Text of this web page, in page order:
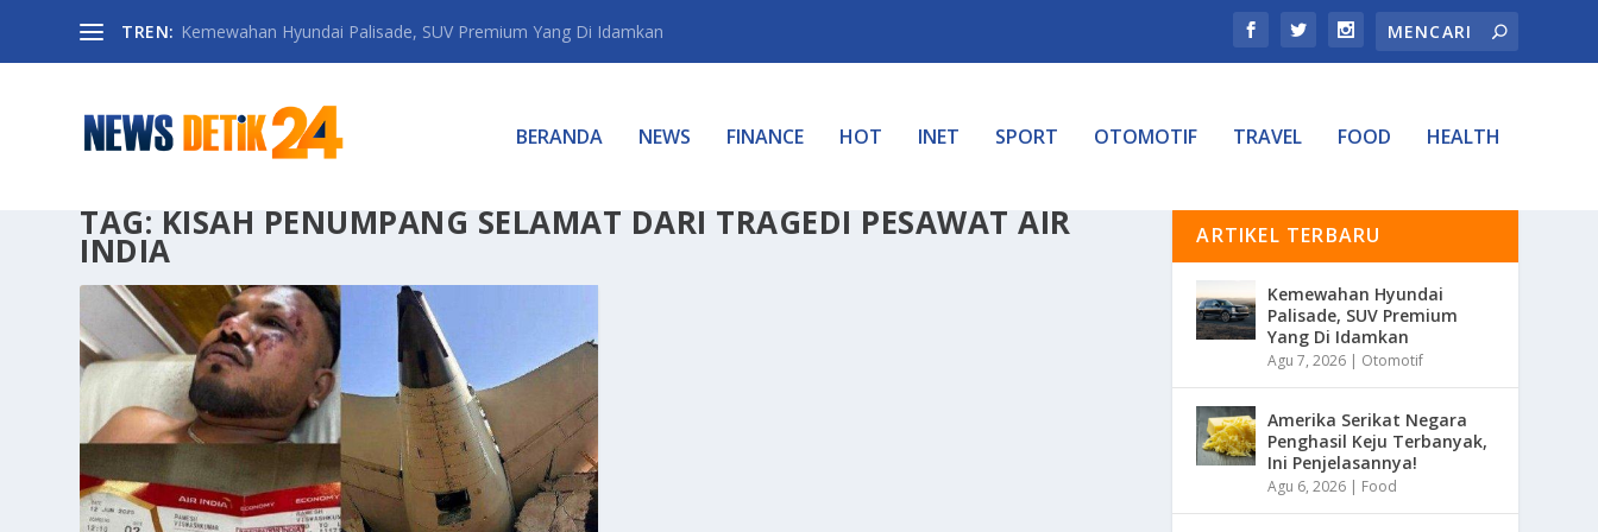
TREN: Kemewahan Hyundai Palisade, SUV Premium Yang Di Idamkan
BERANDA NEWS FINANCE HOT INET SPORT OTOMOTIF TRAVEL FOOD HEALTH
TAG: KISAH PENUMPANG SELAMAT DARI TRAGEDI PESAWAT AIR
INDIA ARTIKEL TERBARU
Kemewahan Hyundai
Palisade, SUV Premium
Yang Di Idamkan
Agu 7, 2026 | Otomotif
Amerika Serikat Negara
Penghasil Keju Terbanyak,
Ini Penjelasannya!
Agu 6, 2026 | Food